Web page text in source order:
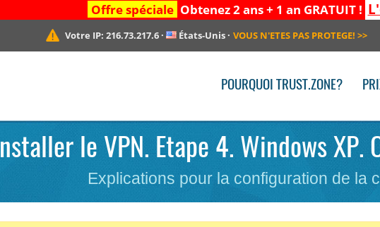
Offre spéciale Obtenez 2 ans + 1 an GRATUIT !
Votre IP: 216.73.217.6· États-Unis· VOUS N'ETES PAS PROTEGE! >>
POURQUOI TRUST.ZONE?
Installer le VPN. Etape 4. Windows XP.
Explications pour la configuration de la